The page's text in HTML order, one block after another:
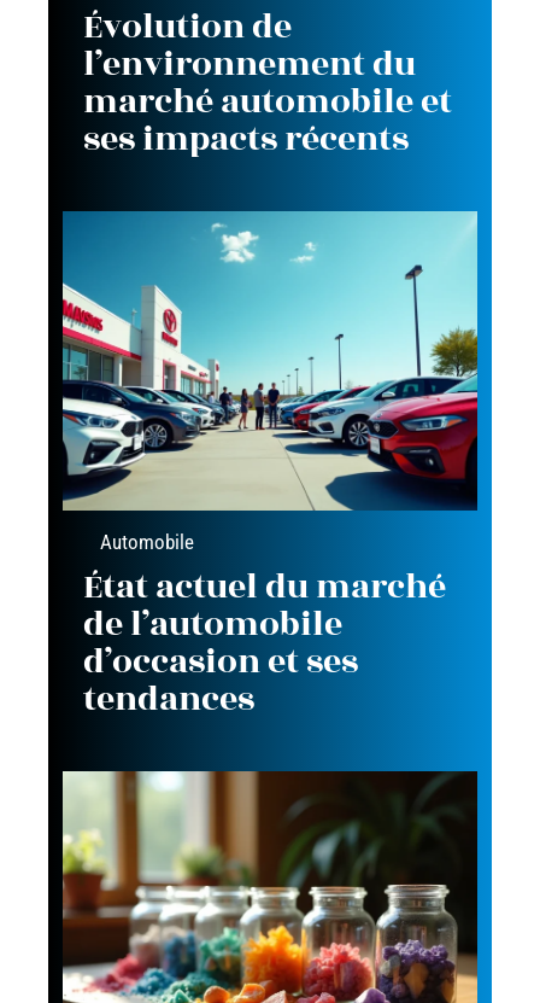
Évolution de
l’environnement du
marché automobile et
ses impacts récents
Automobile
État actuel du marché
de l’automobile
d’occasion et ses
tendances